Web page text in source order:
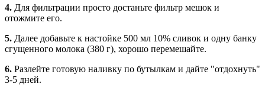
4. Для фильтрации просто достаньте фильтр мешок и
отожмите его.
5. Далее добавьте к настойке 500 мл 10% сливок и одну банку
сгущенного молока (380 г), хорошо перемешайте.
6. Разлейте готовую наливку по бутылкам и дайте "отдохнуть"
3-5 дней.